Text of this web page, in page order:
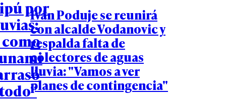
por
Iván Poduje se reunirá
con alcalde Vodanovic y
respalda falta de
colectores de aguas
lluvia: "Vamos a ver
planes de contingencia"